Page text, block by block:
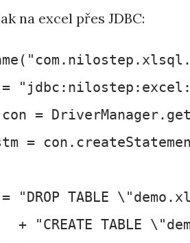
na excel přes JDBC:
con =
=
TABLE
+ "CREATE TABLE